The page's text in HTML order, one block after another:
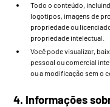
Todo o conteúdo,
logotipos, imagens de
propriedade ou
propriedade intelectual.
Você pode visualizar,
pessoal ou comercial
ou a modificação sem o
4. Informações